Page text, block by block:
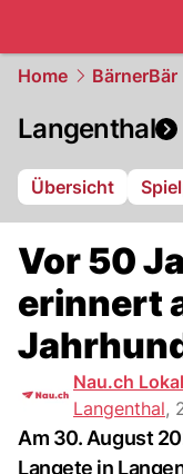
Home BärnerBär
Langenthal
Übersicht
Vor 50
erinnert
Nau.ch Lokal
Langenthal,
Am 30. August
Langete in